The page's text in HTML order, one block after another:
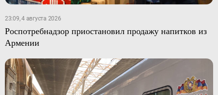
23:09, 4 августа 2026
Роспотребнадзор приостановил продажу напитков из
Армении